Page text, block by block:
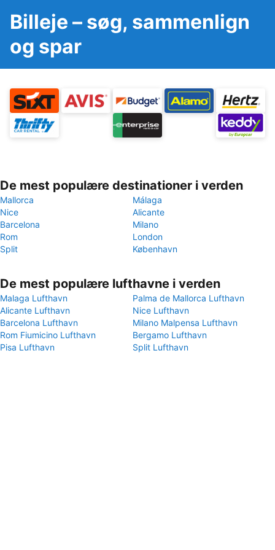
Billeje – søg, sammenlign
og spar
De mest populære destinationer i verden
Mallorca
Málaga
Nice
Alicante
Barcelona
Milano
Rom
London
Split
København
De mest populære lufthavne i verden
Malaga Lufthavn
Palma de Mallorca Lufthavn
Alicante Lufthavn
Nice Lufthavn
Barcelona Lufthavn
Milano Malpensa Lufthavn
Rom Fiumicino Lufthavn
Bergamo Lufthavn
Pisa Lufthavn
Split Lufthavn